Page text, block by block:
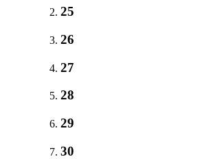
25
26
27
28
29
30